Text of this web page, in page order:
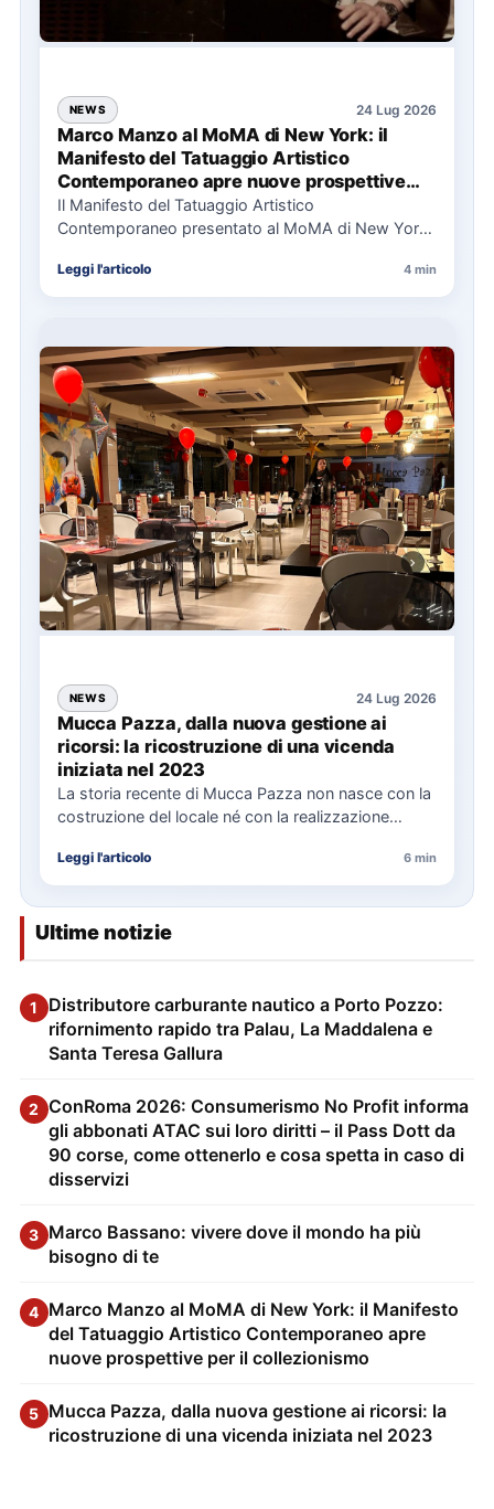
NEWS 24 Lug 2026
Marco Manzo al MoMA di New York: il
Manifesto del Tatuaggio Artistico
Contemporaneo apre nuove prospettive
per il collezionismo
Il Manifesto del Tatuaggio Artistico
Contemporaneo presentato al MoMA di New York
Leggi l'articolo 4 min
NEWS 24 Lug 2026
Mucca Pazza, dalla nuova gestione ai
ricorsi: la ricostruzione di una vicenda
iniziata nel 2023
La storia recente di Mucca Pazza non nasce con la
costruzione del locale né con la realizzazione
Leggi l'articolo 6 min
Ultime notizie
1
Distributore carburante nautico a Porto Pozzo:
rifornimento rapido tra Palau, La Maddalena e
Santa Teresa Gallura
2 ConRoma 2026: Consumerismo No Profit informa
gli abbonati ATAC sui loro diritti – il Pass Dott da
90 corse, come ottenerlo e cosa spetta in caso di
disservizi
3 Marco Bassano: vivere dove il mondo ha più
bisogno di te
4 Marco Manzo al MoMA di New York: il Manifesto
del Tatuaggio Artistico Contemporaneo apre
nuove prospettive per il collezionismo
5 Mucca Pazza, dalla nuova gestione ai ricorsi: la
ricostruzione di una vicenda iniziata nel 2023